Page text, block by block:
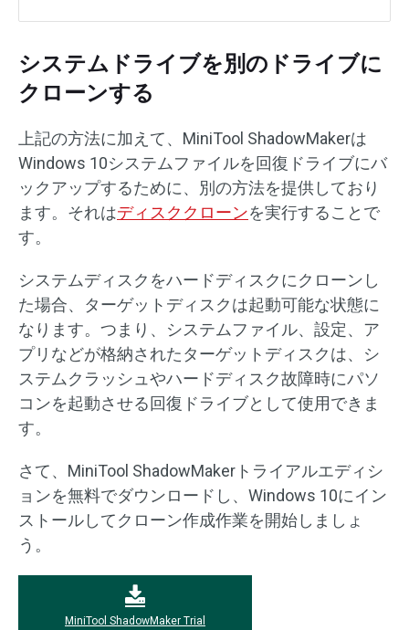
システムドライブを別のドライブに
クローンする
上記の方法に加えて、MiniTool ShadowMakerは
Windows 10システムファイルを回復ドライブにバ
ックアップするために、別の方法を提供しており
ます。それはディスククローンを実行することで
す。
システムディスクをハードディスクにクローンし
た場合、ターゲットディスクは起動可能な状態に
なります。つまり、システムファイル、設定、ア
プリなどが格納されたターゲットディスクは、シ
ステムクラッシュやハードディスク故障時にパソ
コンを起動させる回復ドライブとして使用できま
す。
さて、MiniTool ShadowMakerトライアルエディシ
ョンを無料でダウンロードし、Windows 10にイン
ストールしてクローン作成作業を開始しましょ
う。
MiniTool ShadowMaker Trial